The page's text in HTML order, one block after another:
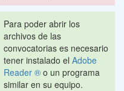
Para poder abrir los
archivos de las
convocatorias es necesario
tener instalado el Adobe
Reader ® o un programa
similar en su equipo.